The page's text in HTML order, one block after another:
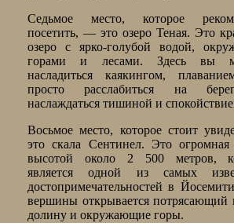
Седьмое место, которое
посетить, — это озеро Теная. Это
озеро с ярко-голубой водой,
горами и лесами. Здесь вы
насладиться каякингом,
просто расслабиться на
наслаждаться тишиной и
Восьмое место, которое стоит
это скала Сентинел. Это огромная
высотой около 2 500 метров,
является одной из самых
достопримечательностей в
вершины открывается потрясающий
долину и окружающие горы.